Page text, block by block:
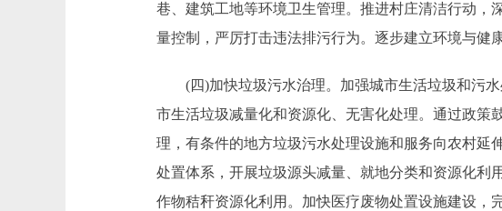
巷、建筑工地等环境卫生管理。推进村庄清洁行动，
量控制，严厉打击违法排污行为。逐步建立环境与健
(四)加快垃圾污水治理。加强城市生活垃圾和污水
市生活垃圾减量化和资源化、无害化处理。通过政策
理，有条件的地方垃圾污水处理设施和服务向农村延
处置体系，开展垃圾源头减量、就地分类和资源化利
作物秸秆资源化利用。加快医疗废物处置设施建设，